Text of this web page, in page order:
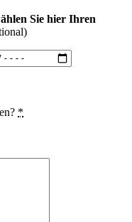
Sie hier Ihren
*